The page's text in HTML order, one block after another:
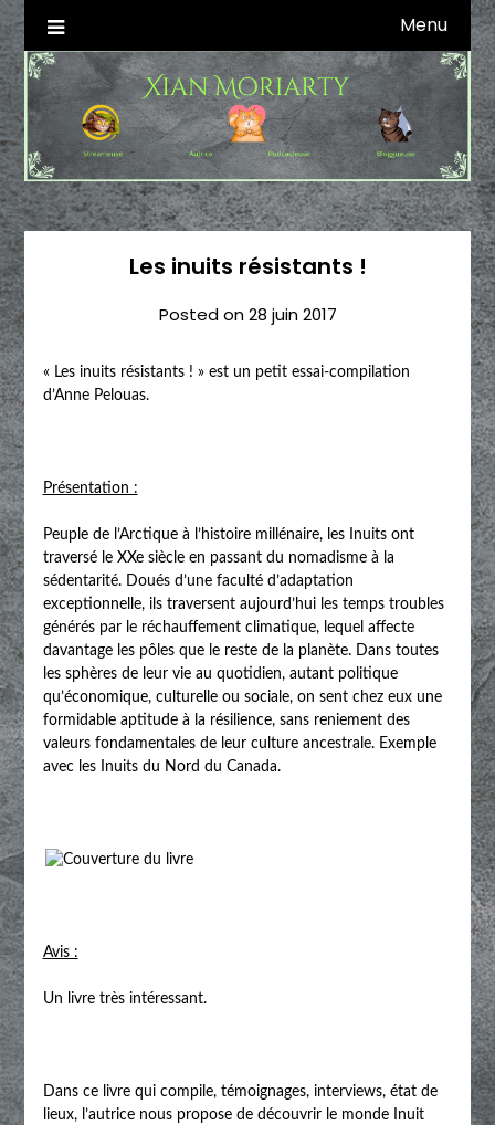
Skip
to
content
Xian Moriarty
Autrice SFFF & Blogueuse & Streameuse Menu
Les inuits résistants !
Posted on28 juin 2017
« Les inuits résistants ! » est un petit essai-compilation
d’Anne Pelouas.
Présentation :
Peuple de l’Arctique à l’histoire millénaire, les Inuits ont
traversé le XXe siècle en passant du nomadisme à la
sédentarité. Doués d’une faculté d’adaptation
exceptionnelle, ils traversent aujourd’hui les temps troubles
générés par le réchauffement climatique, lequel affecte
davantage les pôles que le reste de la planète. Dans toutes
les sphères de leur vie au quotidien, autant politique
qu’économique, culturelle ou sociale, on sent chez eux une
formidable aptitude à la résilience, sans reniement des
valeurs fondamentales de leur culture ancestrale. Exemple
avec les Inuits du Nord du Canada.
Avis :
Un livre très intéressant.
Dans ce livre qui compile, témoignages, interviews, état de
lieux, l’autrice nous propose de découvrir le monde Inuit